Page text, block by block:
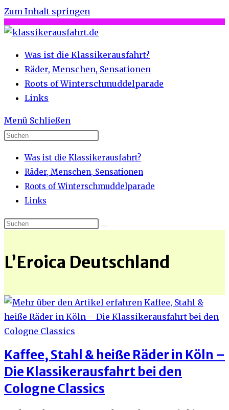
Zum Inhalt springen
Was ist die Klassikerausfahrt?
Räder, Menschen, Sensationen
Roots of Winterschmuddelparade
Links
Menü Schließen
Was ist die Klassikerausfahrt?
Räder, Menschen, Sensationen
Roots of Winterschmuddelparade
Links
L’Eroica Deutschland
Kaffee, Stahl & heiße Räder in Köln –
Die Klassikerausfahrt bei den
Cologne Classics